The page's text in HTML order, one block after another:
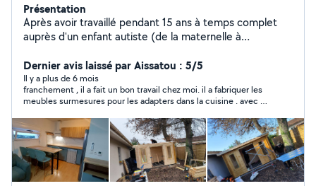
Présentation
Après avoir travaillé pendant 15 ans à temps complet
auprès d'un enfant autiste (de la maternelle à
passionné, perfectionniste, et sérieux!! Je dispose de
tout les outils nécessaires pour effectuer vos petits et
gros travaux. Je peux aider et partager avec vous mon
savoir-faire en : -Peinture -Pose de cuisines -Plomberie -
Revêtement de sol -Terasses -Pergola -Agencement sur
mesure -Jardinage -Montage de meubles -
Déménagement -Mécanique automobile etc Je reste à
votre disposition pour tout renseignements et/ou
questions Au plaisir d'échanger avec vous
Dernier avis laissé par Aissatou : 5/5
Il y a plus de 6 mois
franchement , il a fait un bon travail chez moi. il a fabriquer les
meubles surmesures pour les adapters dans la cuisine . avec un